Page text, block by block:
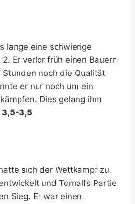
lange eine schwierige
Er verlor früh einen Bauern
Stunden noch die Qualität
er nur noch um ein
Dies gelang ihm
3,5-3,5
sich der Wettkampf zu
und Tornalfs Partie
Sieg. Er war einen